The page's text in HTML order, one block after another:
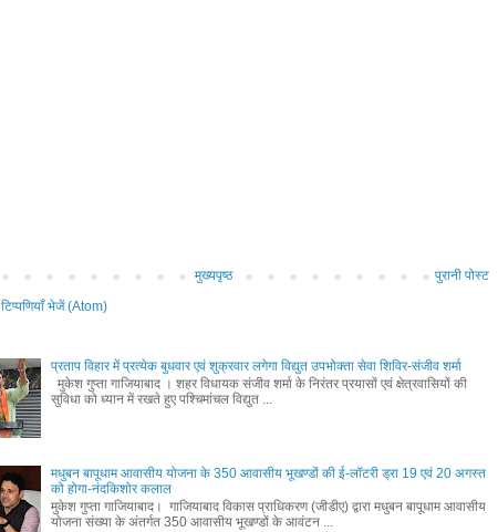
पुरानी पोस्ट
मुख्यपृष्ठ
टिप्पणियाँ भेजें (Atom)
प्रताप विहार में प्रत्येक बुधवार एवं शुक्रवार लगेगा विद्युत उपभोक्ता सेवा शिविर-संजीव शर्मा
मुकेश गुप्ता गाजियाबाद । शहर विधायक संजीव शर्मा के निरंतर प्रयासों एवं क्षेत्रवासियों की
सुविधा को ध्यान में रखते हुए पश्चिमांचल विद्युत ...
मधुबन बापूधाम आवासीय योजना के 350 आवासीय भूखण्डों की ई-लॉटरी ड्रा 19 एवं 20 अगस्त
को होगा-नंदकिशोर कलाल
मुकेश गुप्ता गाजियाबाद। गाजियाबाद विकास प्राधिकरण (जीडीए) द्वारा मधुबन बापूधाम आवासीय
योजना संख्या के अंतर्गत 350 आवासीय भूखण्डों के आवंटन ...